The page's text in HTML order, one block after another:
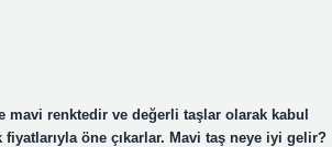
renktedir ve değerli taşlar olarak kabul
öne çıkarlar. Mavi taş neye iyi gelir?